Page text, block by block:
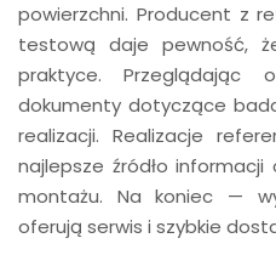
powierzchni. Producent z
testową daje pewność,
praktyce.
dokumenty dotyczące
realizacji. Realizacje
najlepsze źródło
montażu. Na koniec —
oferują serwis i szybkie